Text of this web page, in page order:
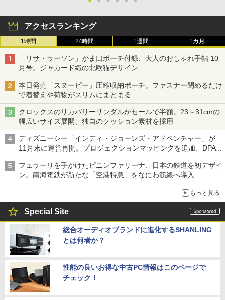
アクセスランキング
1時間 24時間 1週間 1カ月
「リサ・ラーソン」がま口ポーチ付録、大人のおしゃれ手帖 10
月号。ジャカード織の北欧猫デザイン
本日発売「スヌーピー」圧縮収納ポーチ。ファスナー閉めるだけ
で着替えや荷物がスリムにまとまる
クロックスのリカバリーサンダルがセールで半額。23～31cmの
幅広いサイズ展開、独自のクッション素材を採用
ディズニーシー「インディ・ジョーンズ・アドベンチャー」が
11月末に運営再開。プロジェクションマッピングを追加、DPA
は1500円
フェラーリを手がけたピニンファリーナ、日本の鉄道を初デザイ
ン。南海電鉄が新たな「空港特急」をなにわ筋線へ導入
もっと見る
Special Site
総合オーディオブランドに進化するSHANLING
とは何者か？
性能の良いお得な中古PC情報はこのページで
チェック！